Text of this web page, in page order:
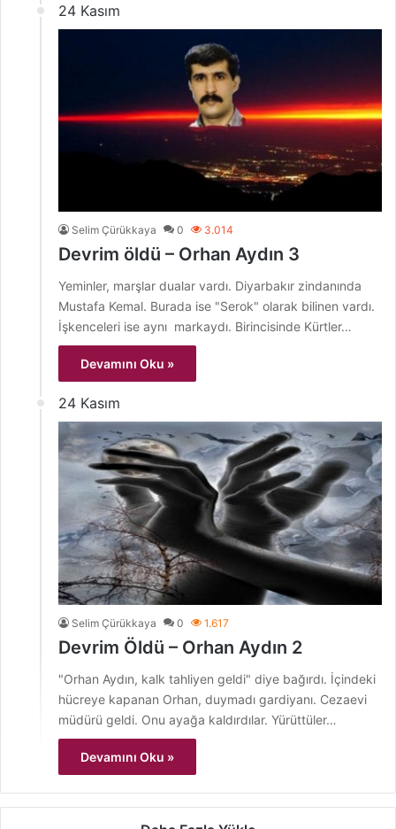
24 Kasım
Selim Çürükkaya 0 3.014
Devrim öldü – Orhan Aydın 3
Yeminler, marşlar dualar vardı. Diyarbakır zindanında
Mustafa Kemal. Burada ise "Serok" olarak bilinen vardı.
İşkenceleri ise aynı markaydı. Birincisinde Kürtler…
Devamını Oku »
24 Kasım
Selim Çürükkaya 0 1.617
Devrim Öldü – Orhan Aydın 2
"Orhan Aydın, kalk tahliyen geldi" diye bağırdı. İçindeki
hücreye kapanan Orhan, duymadı gardiyanı. Cezaevi
müdürü geldi. Onu ayağa kaldırdılar. Yürüttüler…
Devamını Oku »